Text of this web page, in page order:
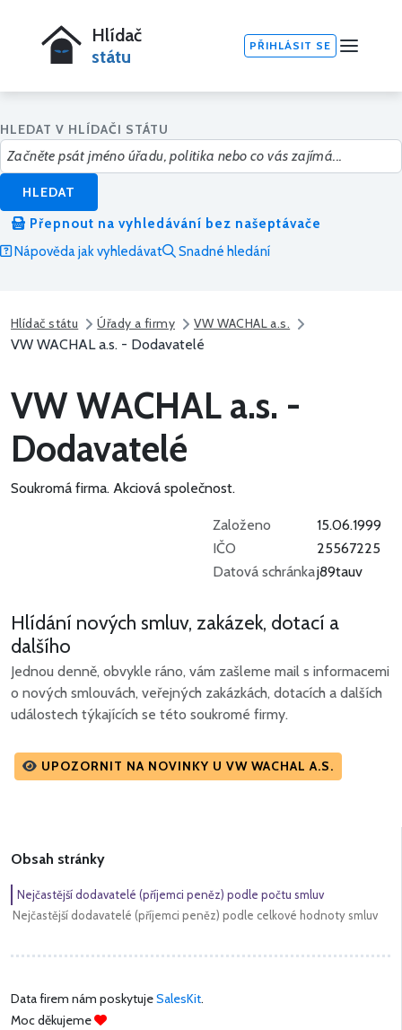
Hlídač
státu
PŘIHLÁSIT SE
HLEDAT V HLÍDAČI STÁTU
HLEDAT
Přepnout na vyhledávání bez našeptávače
Nápověda jak vyhledávat
Snadné hledání
Hlídač státu Úřady a firmy VW WACHAL a.s.
VW WACHAL a.s. - Dodavatelé
VW WACHAL a.s. -
Dodavatelé
Soukromá firma. Akciová společnost.
Založeno
15.06.1999
IČO
25567225
Datová schránkaj89tauv
Hlídání nových smluv, zakázek, dotací a
dalšího
Jednou denně, obvykle ráno, vám zašleme mail s informacemi
o nových smlouvách, veřejných zakázkách, dotacích a dalších
událostech týkajících se této soukromé firmy.
UPOZORNIT NA NOVINKY U VW WACHAL A.S.
Obsah stránky
Nejčastější dodavatelé (příjemci peněz) podle počtu smluv
Nejčastější dodavatelé (příjemci peněz) podle celkové hodnoty smluv
Data firem nám poskytujeSalesKit.
Moc děkujeme